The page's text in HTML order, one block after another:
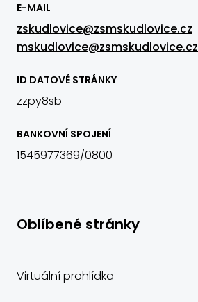
E-MAIL
zskudlovice@zsmskudlovice.cz
mskudlovice@zsmskudlovice.cz
ID DATOVÉ STRÁNKY
zzpy8sb
BANKOVNÍ SPOJENÍ
1545977369/0800
Oblíbené stránky
Virtuální prohlídka